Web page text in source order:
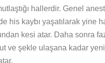
hallerdir. Genel
his kaybı yaşatılarak yine
kesi atar. Daha sonra
ve şekle ulaşana kadar